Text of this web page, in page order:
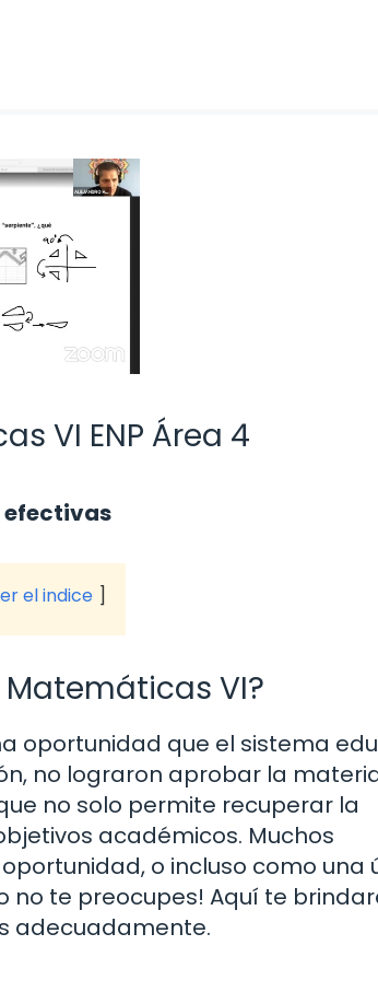
VI ENP Área 4
efectivas
el indice
VI?
oportunidad que el sistema
no lograron aprobar la
no solo permite recuperar la
académicos. Muchos
o incluso como una
no te preocupes! Aquí te
adecuadamente.